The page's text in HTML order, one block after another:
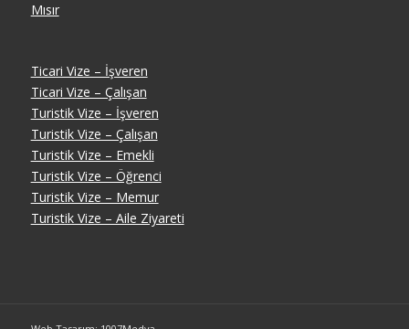
Mısır
Ticari Vize – İşveren
Ticari Vize – Çalışan
Turistik Vize – İşveren
Turistik Vize – Çalışan
Turistik Vize – Emekli
Turistik Vize – Öğrenci
Turistik Vize – Memur
Turistik Vize – Aile Ziyareti